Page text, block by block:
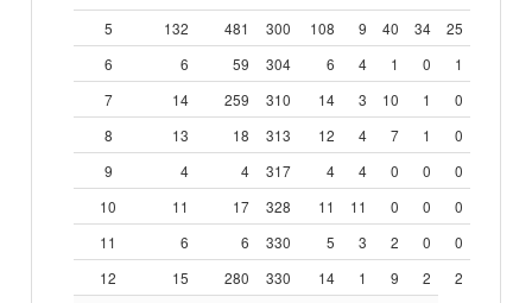
5
132 481 300 108 9 40 34
25
6
6 59 304 6 4 1 0
1
7
14 259 310 14 3 10 1
0
8
13 18 313 12 4 7 1
0
9
4 4 317 4 4 0 0
0
10
11 17 328 11 11 0 0
0
11
6 6 330 5 3 2 0
0
12
15 280 330 14 1 9 2 2